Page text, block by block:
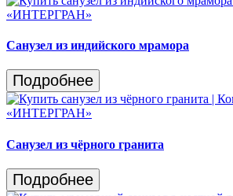
Санузел из индийского мрамора
Подробнее
Санузел из чёрного гранита
Подробнее